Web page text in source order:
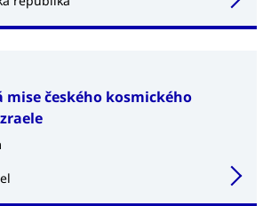
mise českého kosmického